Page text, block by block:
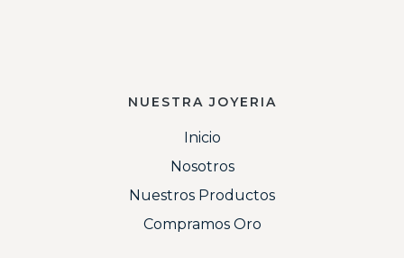
NUESTRA JOYERIA
Inicio
Nosotros
Nuestros Productos
Compramos Oro